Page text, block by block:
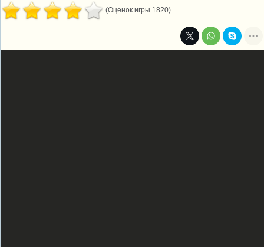
(Оценок игры 1820)